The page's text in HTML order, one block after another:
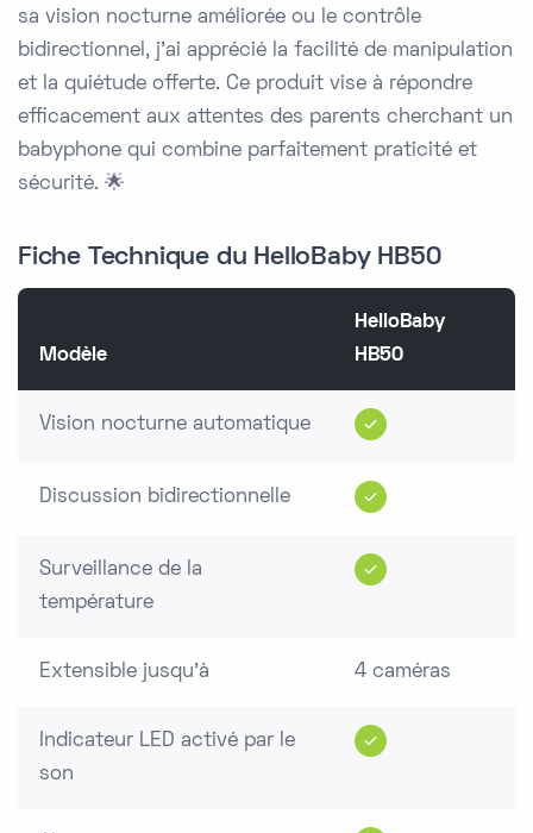
sa vision nocturne améliorée ou le contrôle
bidirectionnel, j'ai apprécié la facilité de manipulation
et la quiétude offerte. Ce produit vise à répondre
efficacement aux attentes des parents cherchant un
babyphone qui combine parfaitement praticité et
sécurité. 🌟
Fiche Technique du HelloBaby HB50
Modèle
HelloBaby
HB50
Vision nocturne automatique
Discussion bidirectionnelle
Surveillance de la
température
Extensible jusqu'à 4 caméras
Indicateur LED activé par le
son